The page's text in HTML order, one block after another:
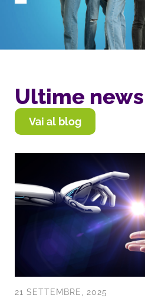
Ultime news
Vai al blog
21 SETTEMBRE, 2025